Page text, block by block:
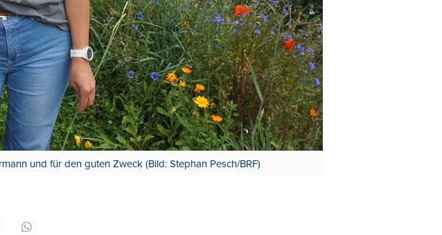
und für den guten Zweck (Bild: Stephan Pesch/BRF)